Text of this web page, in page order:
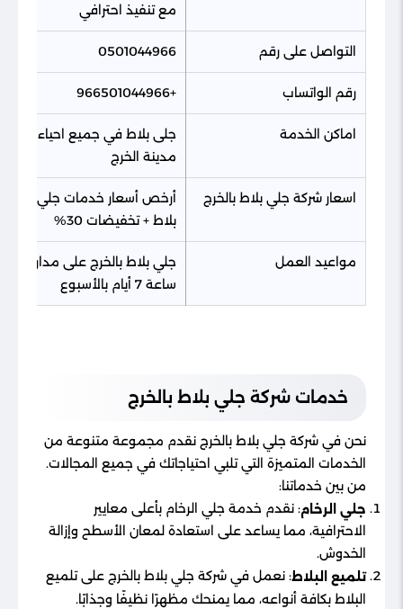
مع تنفيذ احترافي
التواصل على رقم 0501044966
رقم الواتساب +966501044966
اماكن الخدمة
جلى بلاط في جميع احياء
مدينة الخرج
اسعار شركة جلي بلاط بالخرج
أرخص أسعار خدمات جلي
بلاط + تخفيضات 30%
مواعيد العمل
ساعة 7 أيام بالأسبوع
خدمات شركة جلي بلاط بالخرج
نحن في شركة جلي بلاط بالخرج نقدم مجموعة متنوعة من
الخدمات المتميزة التي تلبي احتياجاتك في جميع المجالات.
من بين خدماتنا:
جلي الرخام: نقدم خدمة جلي الرخام بأعلى معايير
الاحترافية، مما يساعد على استعادة لمعان الأسطح وإزالة
الخدوش.
تلميع البلاط: نعمل في شركة جلي بلاط بالخرج على تلميع
البلاط بكافة أنواعه، مما يمنحك مظهرًا نظيفًا وجذابًا.